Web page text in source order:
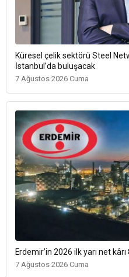
Küresel çelik sektörü Steel
İstanbul’da buluşacak
7 Ağustos 2026 Cuma
Erdemir’in 2026 ilk yarı net
7 Ağustos 2026 Cuma